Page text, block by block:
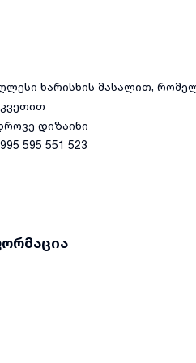
ხარისხის მასალით,
დიზაინი
595 551 523